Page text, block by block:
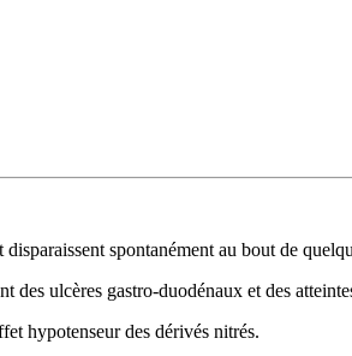
spontanément au bout de
des ulcères gastro-duodénaux et des
hypotenseur des dérivés nitrés.